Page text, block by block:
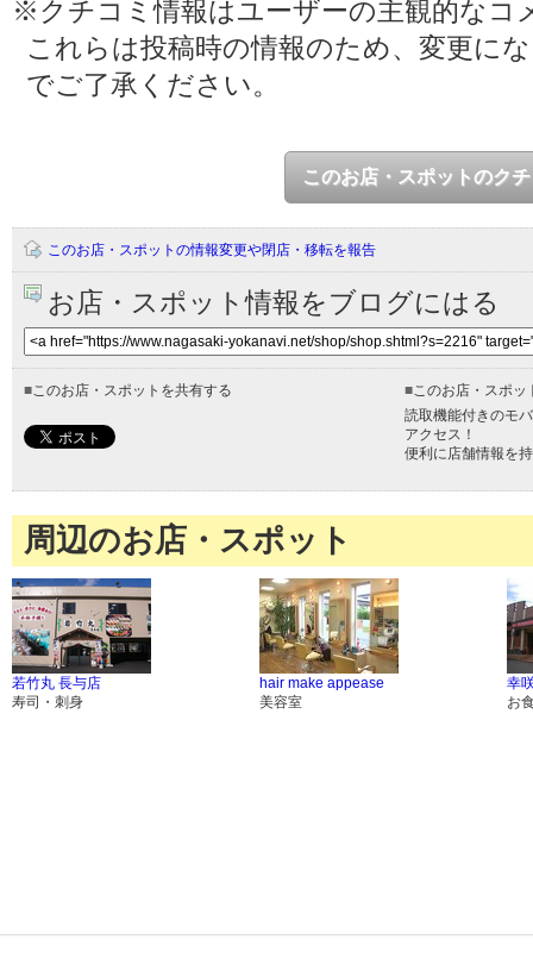
※クチコミ情報はユーザーの主観的なコ
これらは投稿時の情報のため、変更に
でご了承ください。
このお店・スポットのク
このお店・スポットの情報変更や閉店・移転を報告
お店・スポット情報をブログにはる
■このお店・スポットを共有する ■このお店・スポッ
読取機能付きのモ
アクセス！
便利に店舗情報を
周辺のお店・スポット
若竹丸 長与店
寿司・刺身
hair make appease
美容室
幸
お